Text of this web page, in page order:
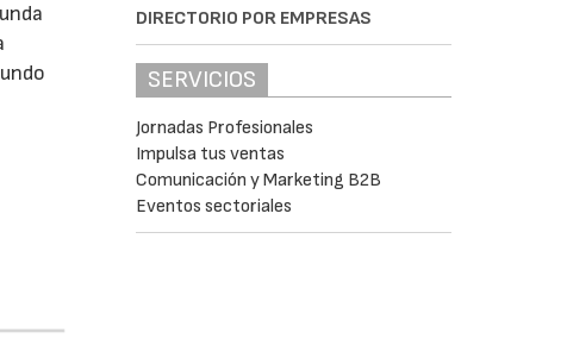
DIRECTORIO POR EMPRESAS
SERVICIOS
Jornadas Profesionales
Impulsa tus ventas
Comunicación y Marketing B2B
Eventos sectoriales